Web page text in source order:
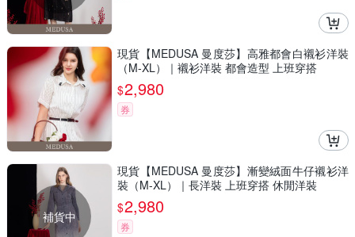
現貨【MEDUSA 曼度莎】高雅都會白襯衫洋裝
（M-XL）｜襯衫洋裝 都會造型 上班穿搭
$2,980
券
補貨中
現貨【MEDUSA 曼度莎】漸變絨面牛仔襯衫洋
裝（M-XL）｜長洋裝 上班穿搭 休閒洋裝
$2,980
券